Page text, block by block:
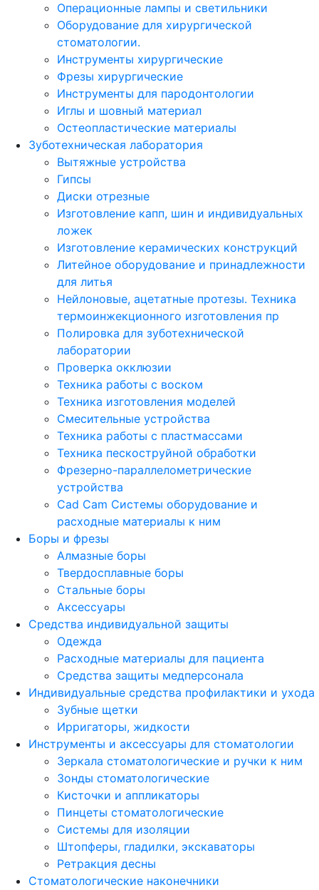
Операционные лампы и светильники
Оборудование для хирургической
стоматологии.
Инструменты хирургические
Фрезы хирургические
Инструменты для пародонтологии
Иглы и шовный материал
Остеопластические материалы
Зуботехническая лаборатория
Вытяжные устройства
Гипсы
Диски отрезные
Изготовление капп, шин и индивидуальных
ложек
Изготовление керамических конструкций
Литейное оборудование и принадлежности
для литья
Нейлоновые, ацетатные протезы. Техника
термоинжекционного изготовления пр
Полировка для зуботехнической
лаборатории
Проверка окклюзии
Техника работы с воском
Техника изготовления моделей
Смесительные устройства
Техника работы с пластмассами
Техника пескоструйной обработки
Фрезерно-параллелометрические
устройства
Cad Cam Системы оборудование и
расходные материалы к ним
Боры и фрезы
Алмазные боры
Твердосплавные боры
Стальные боры
Аксессуары
Средства индивидуальной защиты
Одежда
Расходные материалы для пациента
Средства защиты медперсонала
Индивидуальные средства профилактики и ухода
Зубные щетки
Ирригаторы, жидкости
Инструменты и аксессуары для стоматологии
Зеркала стоматологические и ручки к ним
Зонды стоматологические
Кисточки и аппликаторы
Пинцеты стоматологические
Системы для изоляции
Штопферы, гладилки, экскаваторы
Ретракция десны
Стоматологические наконечники